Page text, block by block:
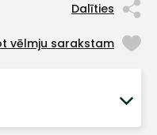
Dalīties
vēlmju sarakstam